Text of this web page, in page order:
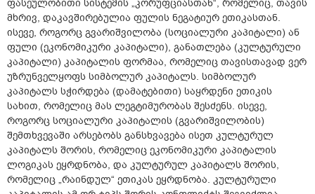
ფასეულობითი სისტემის „კორუფციასთან“, რომელიც, თავის
მხრივ, დაკავშირებულია ფულის ნეგატიურ ეთიკასთან.
ისევე, როგორც გვარიშვილობა (სოციალური კაპიტალი) ან
ფული (ეკონომიკური კაპიტალი), განათლება (კულტურული
კაპიტალი) კაპიტალის ფორმაა, რომელიც თავისთავად ვერ
უზრუნველყოფს სიმბოლურ კაპიტალს. სიმბოლურ
კაპიტალს სჭირდება (დამატებითი) საყრდენი ეთიკის
სახით, რომელიც მას ლეგტიმურობას შესძენს. ისევე,
როგორც სოციალური კაპიტალის (გვარიშვილობის)
შემთხვევაში არსებობს განსხვავება ისეთ კულტურულ
კაპიტალს შორის, რომელიც ეკონომიკური კაპიტალის
ლოგიკას ეყრდნობა, და კულტურულ კაპიტალს შორის,
რომელიც „რაინდულ“ ეთიკას ეყრდნობა. კულტურული